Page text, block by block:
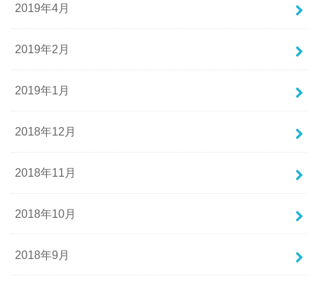
2019年4月
2019年2月
2019年1月
2018年12月
2018年11月
2018年10月
2018年9月